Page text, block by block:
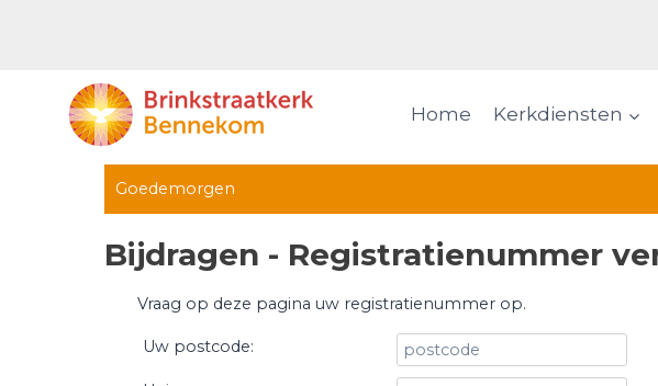
Home Kerkdiensten
Goedemorgen
Bijdragen - Registratienummer
Vraag op deze pagina uw registratienummer op.
Uw postcode: